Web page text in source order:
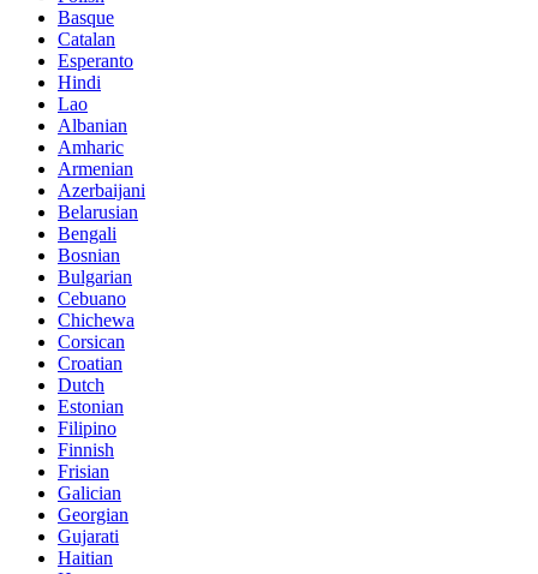
Basque
Catalan
Esperanto
Hindi
Lao
Albanian
Amharic
Armenian
Azerbaijani
Belarusian
Bengali
Bosnian
Bulgarian
Cebuano
Chichewa
Corsican
Croatian
Dutch
Estonian
Filipino
Finnish
Frisian
Galician
Georgian
Gujarati
Haitian